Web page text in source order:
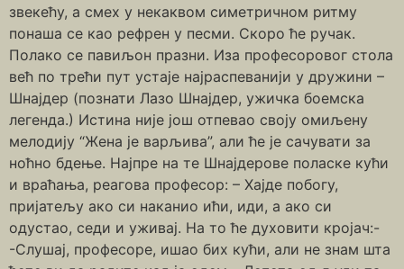
звекећу, а смех у некаквом симетричном ритму
понаша се као рефрен у песми. Скоро ће ручак.
Полако се павиљон празни. Иза професоровог стола
већ по трећи пут устаје најраспеванији у дружини –
Шнајдер (познати Лазо Шнајдер, ужичка боемска
легенда.) Истина није још отпевао своју омиљену
мелодију “Жена је варљива”, али ће је сачувати за
ноћно бдење. Најпре на те Шнајдерове поласке кући
и враћања, реагова професор: – Хајде побогу,
пријатељу ако си наканио ићи, иди, а ако си
одустао, седи и уживај. На то ће духовити кројач:-
-Слушај, професоре, ишао бих кући, али не знам шта